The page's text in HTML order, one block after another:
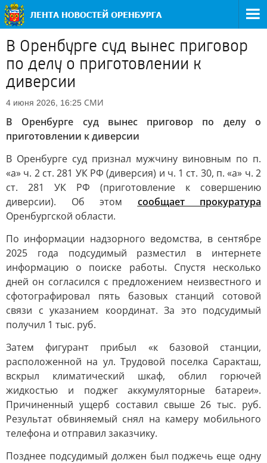
В Оренбурге суд вынес приговор
по делу о приготовлении к
диверсии
4 июня 2026, 16:25 СМИ
В Оренбурге суд вынес приговор по делу о
приготовлении к диверсии
В Оренбурге суд признал мужчину виновным по п.
«а» ч. 2 ст. 281 УК РФ (диверсия) и ч. 1 ст. 30, п. «а» ч. 2
ст. 281 УК РФ (приготовление к совершению
диверсии). Об этом сообщает прокуратура
Оренбургской области.
По информации надзорного ведомства, в сентябре
2025 года подсудимый разместил в интернете
информацию о поиске работы. Спустя несколько
дней он согласился с предложением неизвестного и
сфотографировал пять базовых станций сотовой
связи с указанием координат. За это подсудимый
получил 1 тыс. руб.
Затем фигурант прибыл «к базовой станции,
расположенной на ул. Трудовой поселка Саракташ,
вскрыл климатический шкаф, облил горючей
жидкостью и поджег аккумуляторные батареи».
Причиненный ущерб составил свыше 26 тыс. руб.
Результат обвиняемый снял на камеру мобильного
телефона и отправил заказчику.
Позднее подсудимый должен был поджечь еще одну